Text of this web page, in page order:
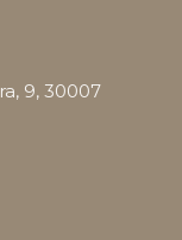
9, 30007